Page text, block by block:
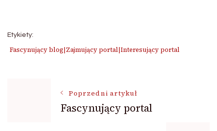
Etykiety:
Fascynujący blog|Zajmujący portal|Interesujący portal
NawigacjaPoprzedni artykuł
Fascynujący portal